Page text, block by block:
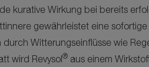
kurative Wirkung bei bereits
gewährleistet eine
durch Witterungseinflüsse wie
wird Revysol® aus einem